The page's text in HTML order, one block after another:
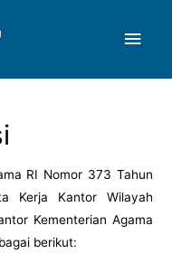
RI Nomor 373 Tahun
Kerja Kantor Wilayah
Kementerian Agama
berikut: